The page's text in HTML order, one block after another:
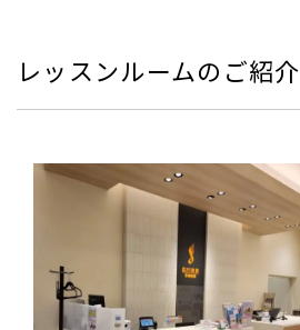
レッスンルームのご紹介